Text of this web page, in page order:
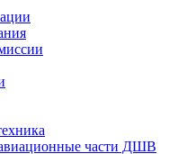
части ДШВ